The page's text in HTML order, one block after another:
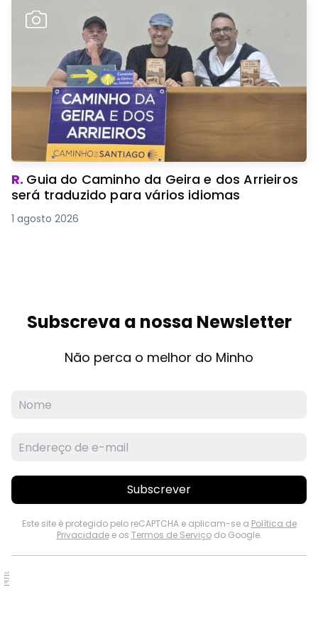
R. Guia do Caminho da Geira e dos Arrieiros
será traduzido para vários idiomas
1 agosto 2026
Subscreva a nossa Newsletter
Não perca o melhor do Minho
Subscrever
Este site é protegido pelo reCAPTCHA e aplicam-se a Política de
Privacidadee os Termos de Serviçodo Google.
PUB.